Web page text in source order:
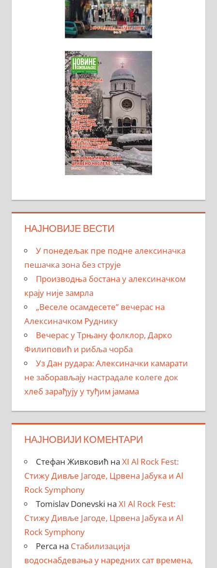
НАЈНОВИЈЕ ВЕСТИ
У понедељак пре подне алексиначка
пешачка зона без струје
Производња бостана у алексиначком
крају није замрла
„Веселе осамдесете” вечерас на
Алексиначком Руднику
Вечерас у Трњану фолклор, Дарко
Филиповић и рибља чорба
Уз Дан рудара: Алексиначки камарати
не заборављају настрадале колеге док
хлеб зарађују у туђим јамама
НАЈНОВИЈИ КОМЕНТАРИ
Стефан Живковић на XI Al Rock Fest:
Стижу Дивље Јагоде, Црвена Јабука и Al
Rock Symphony
Tomislav Donevski на XI Al Rock Fest:
Стижу Дивље Јагоде, Црвена Јабука и Al
Rock Symphony
Perca на Стабилизација
водоснабдевања у наредних сат времена,